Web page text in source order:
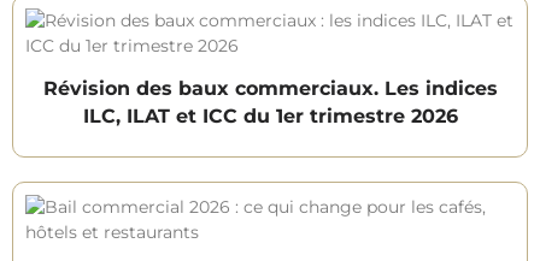
Révision des baux commerciaux. Les indices
ILC, ILAT et ICC du 1er trimestre 2026